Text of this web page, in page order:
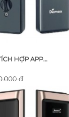
HỢP APP...
đ